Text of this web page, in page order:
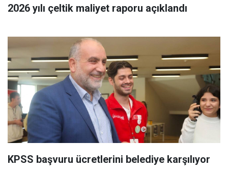
2026 yılı çeltik maliyet raporu açıklandı
KPSS başvuru ücretlerini belediye karşılıyor